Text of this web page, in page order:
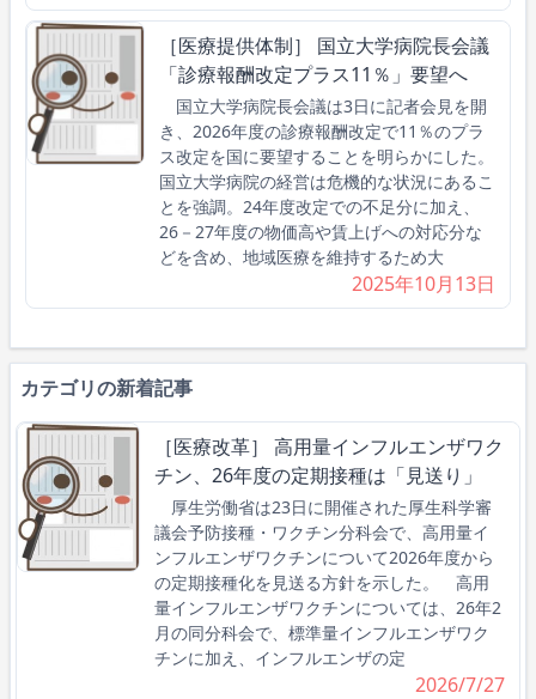
［医療提供体制］ 国立大学病院長会議
「診療報酬改定プラス11％」要望へ
国立大学病院長会議は3日に記者会見を開
き、2026年度の診療報酬改定で11％のプラ
ス改定を国に要望することを明らかにした。
国立大学病院の経営は危機的な状況にあるこ
とを強調。24年度改定での不足分に加え、
26－27年度の物価高や賃上げへの対応分な
どを含め、地域医療を維持するため大
2025年10月13日
カテゴリの新着記事
［医療改革］ 高用量インフルエンザワク
チン、26年度の定期接種は「見送り」
厚生労働省は23日に開催された厚生科学審
議会予防接種・ワクチン分科会で、高用量イ
ンフルエンザワクチンについて2026年度から
の定期接種化を見送る方針を示した。 高用
量インフルエンザワクチンについては、26年2
月の同分科会で、標準量インフルエンザワク
チンに加え、インフルエンザの定
2026/7/27